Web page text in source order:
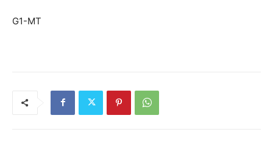
G1-MT